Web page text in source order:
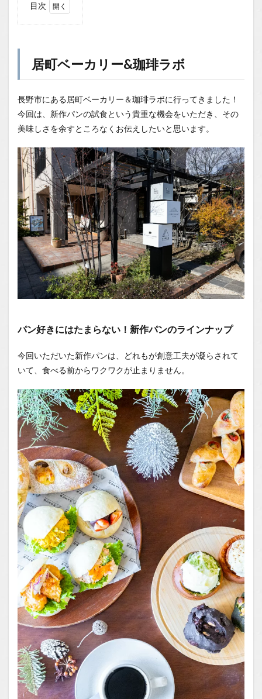
目次
ー&
1.0.1
パン好
きには
たまら
ない！
新作パ
ンのラ
インナ
ップ
1.0.2
まるっ
とサン
ドの魅
力
1.0.3
エピの
こだわ
シナモ
ルも絶
信州ス
ノーマ
ウンテ
ンブレ
ンド
1.0.6
まとめ
1.1
【こ
の記
事で
ご紹
介し
たメ
ニュ
ー】
1.2
場所
1.3
You
Tube
1.3.1
はいし
ゃの食
べ歩き
居町ベーカリー&珈琲ラボ
長野市にある居町ベーカリー＆珈琲ラボに行ってきました！
今回は、新作パンの試食という貴重な機会をいただき、その
美味しさを余すところなくお伝えしたいと思います。
パン好きにはたまらない！新作パンのラインナップ
今回いただいた新作パンは、どれもが創意工夫が凝らされて
いて、食べる前からワクワクが止まりません。